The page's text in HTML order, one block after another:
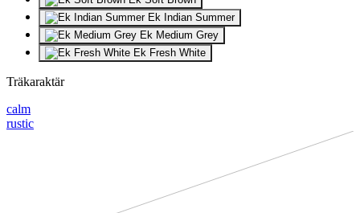
Ek Indian Summer
Ek Medium Grey
Ek Fresh White
Träkaraktär
calm
rustic